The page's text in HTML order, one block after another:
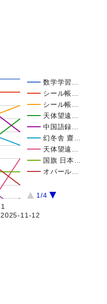
数学学習…
シール帳…
シール帳…
天体望遠…
中国語録…
幻冬舎 齋…
天体望遠…
国旗 日本…
オパール…
1/4
2025-11-12